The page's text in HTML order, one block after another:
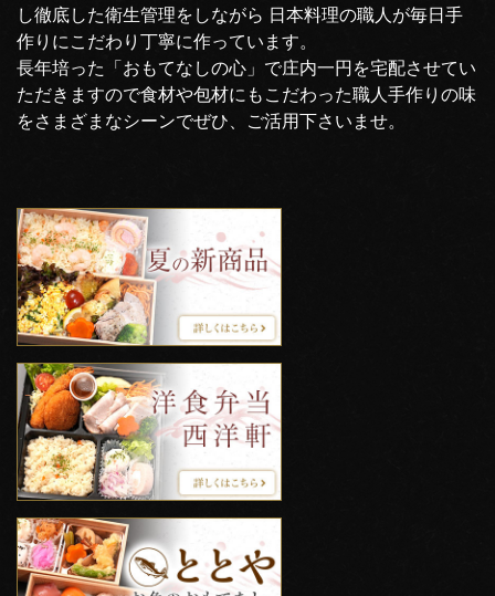
し徹底した衛生管理をしながら 日本料理の職人が毎日手
作りにこだわり丁寧に作っています。
長年培った「おもてなしの心」で庄内一円を宅配させてい
ただきますので食材や包材にもこだわった職人手作りの味
をさまざまなシーンでぜひ、ご活用下さいませ。